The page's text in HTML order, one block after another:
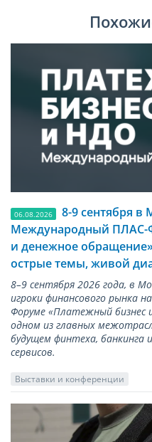
06.08.2026
8-9 сентября в
Международный ПЛАС-
и денежное
острые темы, живой
8–9 сентября 2026 года, в
игроки финансового рынка
Форуме «Платежный бизнес
одном из главных
будущем финтеха, банкинга
сервисов.
Выставки и конференции